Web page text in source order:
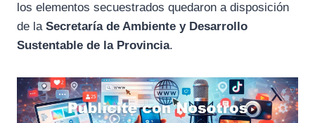
los elementos secuestrados quedaron a disposición
de la Secretaría de Ambiente y Desarrollo
Sustentable de la Provincia.